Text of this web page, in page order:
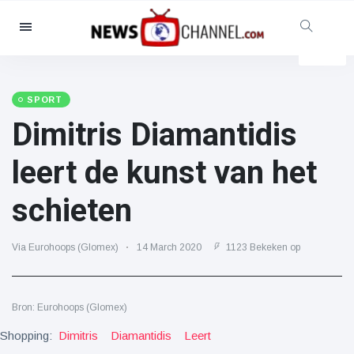
Categorieën
Maatschappelijk & Leuk
Bioscoop & TV
(81)
Beroemdheden
(13938)
Mode & Schoonheid
Eten & drinken
Levensstijl
Gezondheid & Fitness
(73)
SPORT
Dimitris Diamantidis
leert de kunst van het
schieten
Via Eurohoops (Glomex) 14 March 2020 1123 Bekeken op
Bron: Eurohoops (Glomex)
Shopping: Dimitris Diamantidis Leert